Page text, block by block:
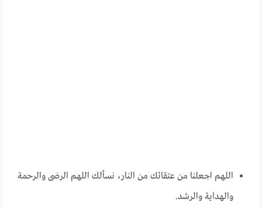
اللهم اجعلنا من عتقائك من النار، نسألك اللهم الرضى والرحمة
والهداية والرشد.